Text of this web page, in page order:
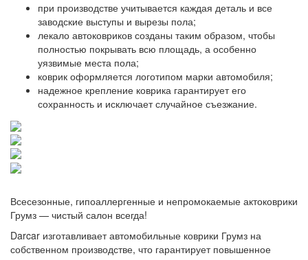
при производстве учитывается каждая деталь и все
заводские выступы и вырезы пола;
лекало автоковриков созданы таким образом, чтобы
полностью покрывать всю площадь, а особенно
уязвимые места пола;
коврик оформляется логотипом марки автомобиля;
надежное крепление коврика гарантирует его
сохранность и исключает случайное съезжание.
Всесезонные, гипоаллергенные и непромокаемые актоковрики
Грумз — чистый салон всегда!
Darcar изготавливает автомобильные коврики Грумз на
собственном производстве, что гарантирует повышенное